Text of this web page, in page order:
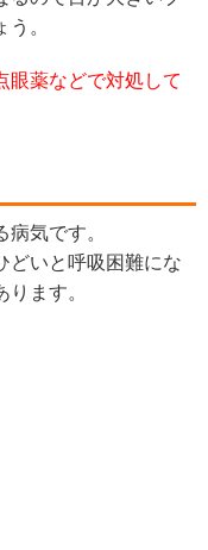
。
眼薬などで対処して
気です。
どいと呼吸困難にな
ます。